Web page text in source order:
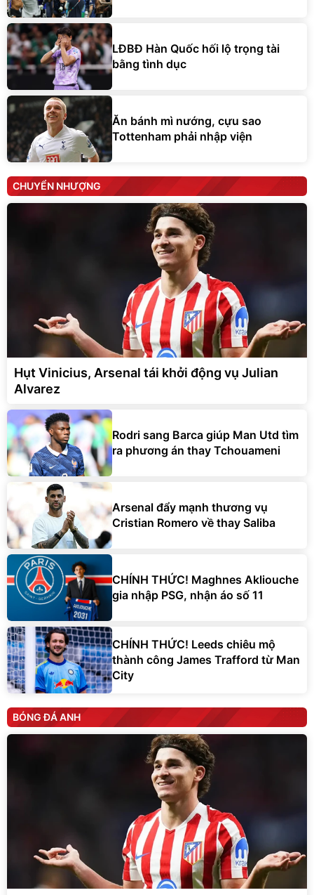
LĐBĐ Hàn Quốc hối lộ trọng tài
bằng tình dục
Ăn bánh mì nướng, cựu sao
Tottenham phải nhập viện
CHUYỂN NHƯỢNG
Hụt Vinicius, Arsenal tái khởi động vụ Julian
Alvarez
Rodri sang Barca giúp Man Utd tìm
ra phương án thay Tchouameni
Arsenal đẩy mạnh thương vụ
Cristian Romero về thay Saliba
CHÍNH THỨC! Maghnes Akliouche
gia nhập PSG, nhận áo số 11
CHÍNH THỨC! Leeds chiêu mộ
thành công James Trafford từ Man
City
BÓNG ĐÁ ANH